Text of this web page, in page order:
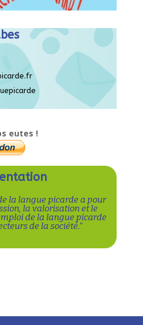
eutes !
la langue picarde a pour
la valorisation et le
de la langue picarde
de la société.”